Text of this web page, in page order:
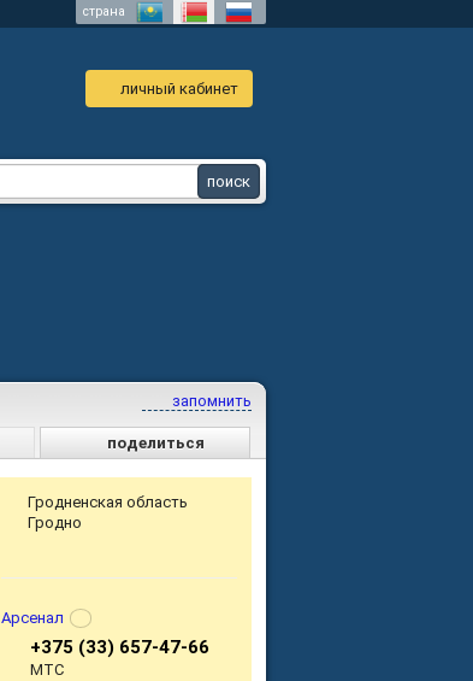
страна
личный кабинет
запомнить
поделиться
Гродненская область
Гродно
Арсенал
+375 (33) 657-47-66
МТС